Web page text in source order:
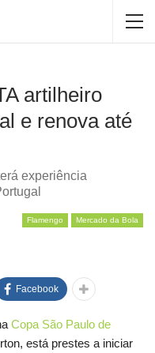
artilheiro
e renova até
experiência
Flamengo Mercado da Bola
Facebook
Copa São Paulo de
está prestes a iniciar